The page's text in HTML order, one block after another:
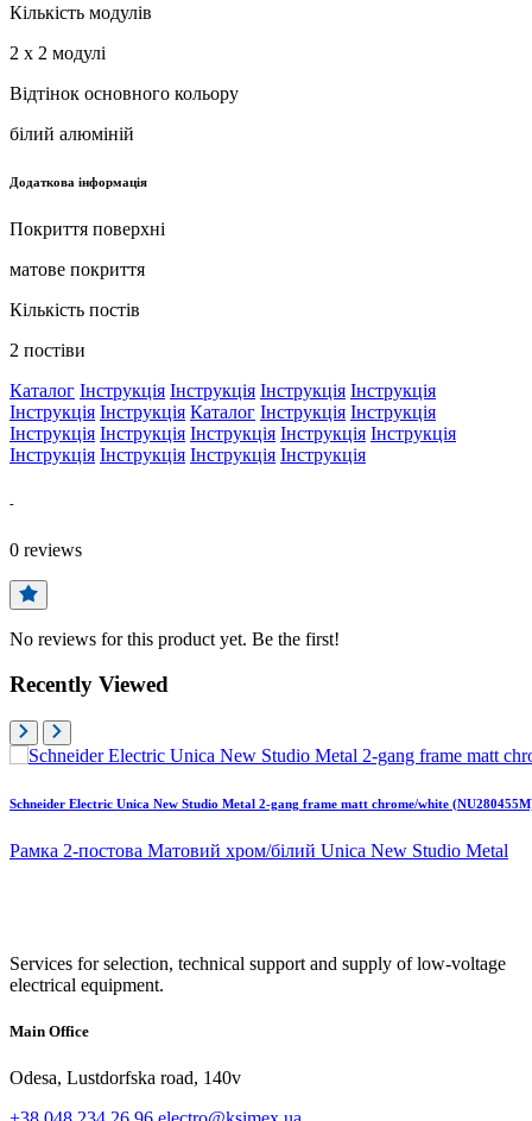
Кількість модулів
2 x 2 модулі
Відтінок основного кольору
білий алюміній
Додаткова інформація
Покриття поверхні
матове покриття
Кількість постів
2 постіви
Каталог Інструкція Інструкція Інструкція Інструкція
Інструкція Інструкція Каталог Інструкція Інструкція
Інструкція Інструкція Інструкція Інструкція Інструкція
Інструкція Інструкція Інструкція Інструкція
-
0 reviews
No reviews for this product yet. Be the first!
Recently Viewed
Schneider Electric Unica New Studio Metal 2-gang frame matt chrome/white
Рамка 2-постова Матовий хром/білий Unica New Studio Metal
Services for selection, technical support and supply of low-voltage
electrical equipment.
Main Office
Odesa, Lustdorfska road, 140v